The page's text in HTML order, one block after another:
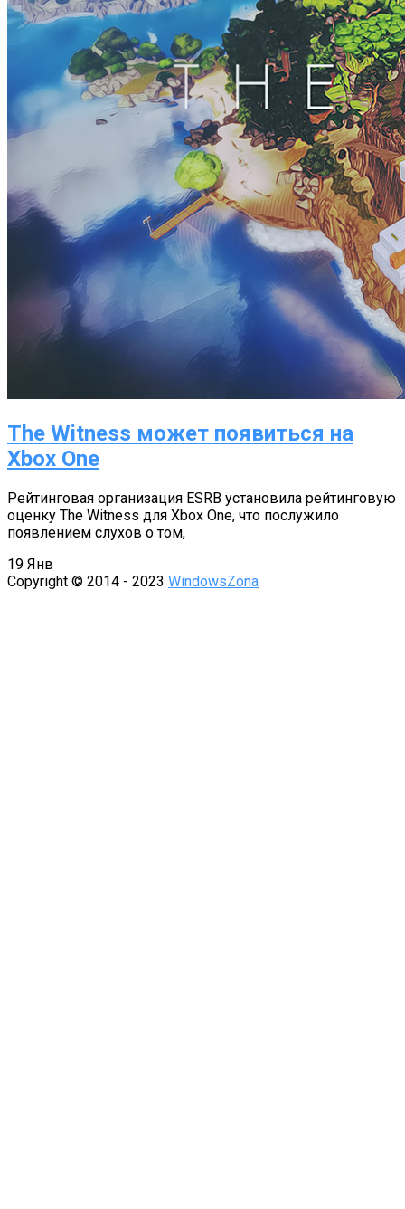
The Witness может появиться на
Xbox One
Рейтинговая организация ESRB установила рейтинговую
оценку The Witness для Xbox One, что послужило
появлением слухов о том,
19 Янв
Copyright © 2014 - 2023 WindowsZona